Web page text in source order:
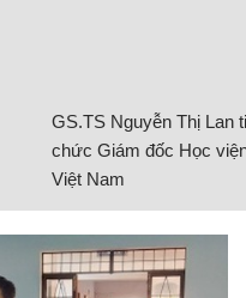
GS.TS Nguyễn Thị Lan
chức Giám đốc Học
Việt Nam